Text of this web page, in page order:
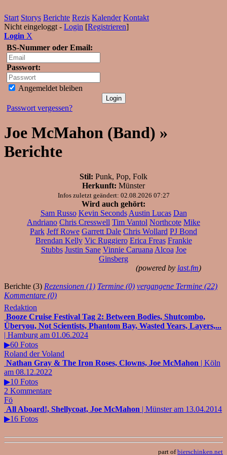
Start Storys Berichte Rezis Kalender Kontakt
Nicht eingeloggt - Login [Registrieren]
Login X
BS-Nummer oder Email:
Passwort:
Angemeldet bleiben
Passwort vergessen?
Joe McMahon (Band) »
Berichte
Stil: Punk, Pop, Folk
Herkunft: Münster
Infos zuletzt geändert: 02.08.2026 07:27
Wird auch gehört:
Sam Russo Kevin Seconds Austin Lucas Dan
Andriano Chris Cresswell Tim Vantol Northcote Mike
Park Jeff Rowe Garrett Dale Chris Wollard PJ Bond
Brendan Kelly Vic Ruggiero Erica Freas Frankie
Stubbs Justin Sane Vinnie Caruana Alcoa Joe
Ginsberg
(powered by last.fm)
Berichte (3) Rezensionen (1) Termine (0) vergangene Termine (22)
Kommentare (0)
Redaktion
Booze Cruise Festival Tag 2: Between Bodies, Shutcombo,
Überyou, Not Scientists, Phantom Bay, Wasted Years, Layers,...
| Hamburg am 01.06.2024
▶60 Fotos
Roland der Voland
Nathan Gray & The Iron Roses, Clowns, Joe McMahon | Köln
am 08.12.2022
▶10 Fotos
2 Kommentare
Fö
All Aboard!, Shellycoat, Joe McMahon | Münster am 13.04.2014
▶16 Fotos
part ofbierschinken.net